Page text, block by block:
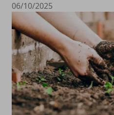
06/10/2025